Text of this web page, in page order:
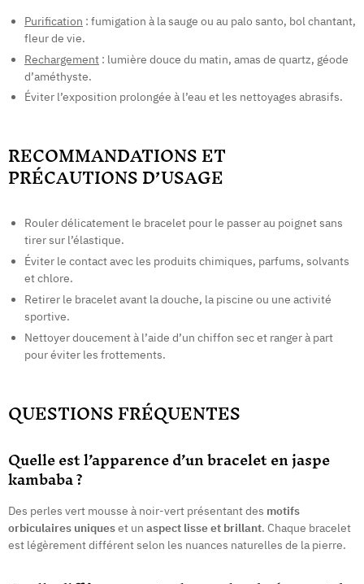
Purification : fumigation à la sauge ou au palo santo, bol chantant,
fleur de vie.
Rechargement : lumière douce du matin, amas de quartz, géode
d’améthyste.
Éviter l’exposition prolongée à l’eau et les nettoyages abrasifs.
RECOMMANDATIONS ET
PRÉCAUTIONS D’USAGE
Rouler délicatement le bracelet pour le passer au poignet sans
tirer sur l’élastique.
Éviter le contact avec les produits chimiques, parfums, solvants
et chlore.
Retirer le bracelet avant la douche, la piscine ou une activité
sportive.
Nettoyer doucement à l’aide d’un chiffon sec et ranger à part
pour éviter les frottements.
QUESTIONS FRÉQUENTES
Quelle est l’apparence d’un bracelet en jaspe
kambaba ?
Des perles vert mousse à noir-vert présentant des motifs
orbiculaires uniqueset un aspect lisse et brillant. Chaque bracelet
est légèrement différent selon les nuances naturelles de la pierre.